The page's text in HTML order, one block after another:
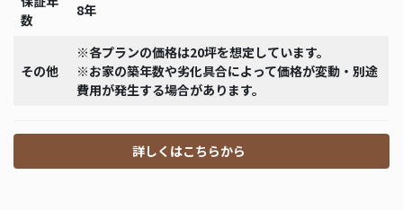
数
8年
その他
※各プランの価格は20坪を想定しています。
※お家の築年数や劣化具合によって価格が変動・別途
費用が発生する場合があります。
詳しくはこちらから